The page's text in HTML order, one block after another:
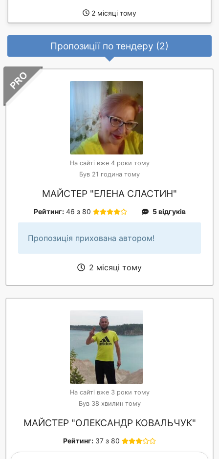
2 місяці тому
Пропозиції по тендеру (2)
На сайті вже 4 роки тому
Був 21 година тому
МАЙСТЕР "ЕЛЕНА СЛАСТИН"
Рейтинг: 46 з 80 5 відгуків
Пропозиція прихована автором!
2 місяці тому
На сайті вже 3 роки тому
Був 38 хвилин тому
МАЙСТЕР "ОЛЕКСАНДР КОВАЛЬЧУК"
Рейтинг: 37 з 80